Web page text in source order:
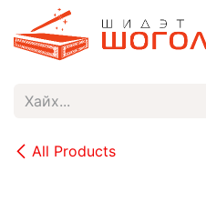
Skip to Content
All Products